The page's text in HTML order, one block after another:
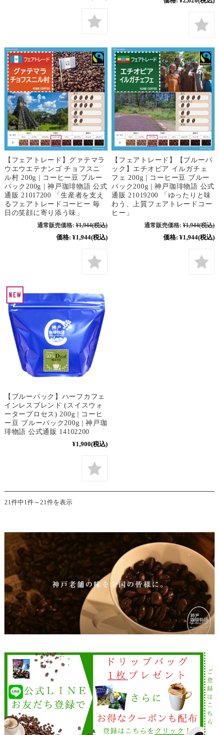
【フェアトレード】グァテマラ
ウエウエテナンゴ チョフスニ
ル村 200g | コーヒー豆 ブルー
パック200g | 神戸珈琲物語 公式
通販 21017200 「生産者を支え
るフェアトレードコーヒー 毎
日の笑顔に寄り添う味」
通常販売価格: ¥1,944(税込)
価格: ¥1,944(税込)
【フェアトレード】【ブルーパ
ック】エチオピア イルガチェ
フェ 200g | コーヒー豆 ブルー
パック200g | 神戸珈琲物語 公式
通販 21019200 「ゆったりと味
わう、上質フェアトレードコー
ヒー」
通常販売価格: ¥1,944(税込)
価格: ¥1,944(税込)
【ブルーパック】ハーフカフェ
インレスブレンド (スイスウォ
ータープロセス) 200g | コーヒ
ー豆 ブルーパック200g | 神戸珈
琲物語 公式通販 14102200
¥1,900(税込)
21件中1件～21件を表示